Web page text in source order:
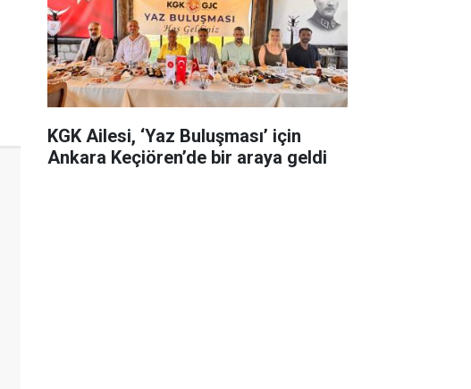
KGK Ailesi, ‘Yaz Buluşması’ için
Ankara Keçiören’de bir araya geldi